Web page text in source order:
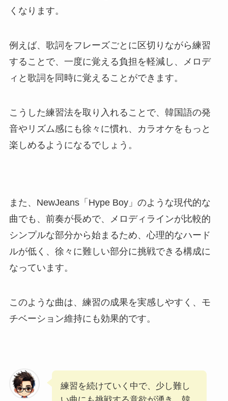
くなります。
例えば、歌詞をフレーズごとに区切りながら練習
することで、一度に覚える負担を軽減し、メロデ
ィと歌詞を同時に覚えることができます。
こうした練習法を取り入れることで、韓国語の発
音やリズム感にも徐々に慣れ、カラオケをもっと
楽しめるようになるでしょう。
また、NewJeans「Hype Boy」のような現代的な
曲でも、前奏が長めで、メロディラインが比較的
シンプルな部分から始まるため、心理的なハード
ルが低く、徐々に難しい部分に挑戦できる構成に
なっています。
このような曲は、練習の成果を実感しやすく、モ
チベーション維持にも効果的です。
練習を続けていく中で、少し難し